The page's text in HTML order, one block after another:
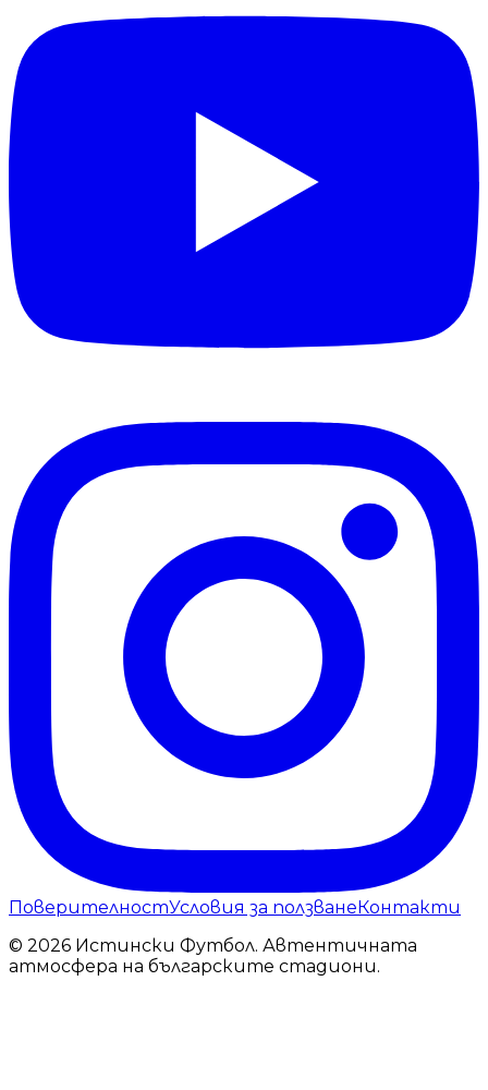
ПоверителностУсловия за ползванеКонтакти
© 2026 Истински Футбол. Автентичната
атмосфера на българските стадиони.